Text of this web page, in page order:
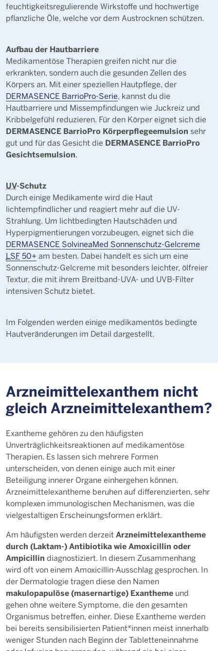
feuchtigkeitsregulierende Wirkstoffe und hochwertige
pflanzliche Öle, welche vor dem Austrocknen schützen.
Aufbau der Hautbarriere
Medikamentöse Therapien greifen nicht nur die
erkrankten, sondern auch die gesunden Zellen des
Körpers an. Mit einer speziellen Hautpflege, der
DERMASENCE BarrioPro-Serie, kannst du die
Hautbarriere und Missempfindungen wie Juckreiz und
Kribbelgefühl reduzieren. Für den Körper eignet sich die
DERMASENCE BarrioPro Körperpflegeemulsion sehr
gut und für das Gesicht die DERMASENCE BarrioPro
Gesichtsemulsion.
UV-Schutz
Durch einige Medikamente wird die Haut
lichtempfindlicher und reagiert mehr auf die UV-
Strahlung. Um lichtbedingten Hautschäden und
Hyperpigmentierungen vorzubeugen, eignet sich die
DERMASENCE SolvineaMed Sonnenschutz-Gelcreme
LSF50+am besten. Dabei handelt es sich um eine
Sonnenschutz-Gelcreme mit besonders leichter, ölfreier
Textur, die mit ihrem Breitband-UVA- und UVB-Filter
intensiven Schutz bietet.
Im Folgenden werden einige medikamentös bedingte
Hautveränderungen im Detail dargestellt.
Arzneimittelexanthem nicht
gleich Arzneimittelexanthem?
Exantheme gehören zu den häufigsten
Unverträglichkeitsreaktionen auf medikamentöse
Therapien. Es lassen sich mehrere Formen
unterscheiden, von denen einige auch mit einer
Beteiligung innerer Organe einhergehen können.
Arzneimittelexantheme beruhen auf differenzierten, sehr
komplexen immunologischen Mechanismen, was die
vielgestaltigen Erscheinungsformen erklärt.
Am häufigsten werden derzeitArzneimittelexantheme
durch (Laktam-) Antibiotika wie Amoxicillin oder
Ampicillin diagnostiziert. In diesem Zusammenhang
wird oft von einem Amoxicillin-Ausschlag gesprochen. In
der Dermatologie tragen diese den Namen
makulopapulöse (masernartige) Exantheme und
gehen ohne weitere Symptome, die den gesamten
Organismus betreffen, einher. Diese Exantheme werden
bei bereits sensibilisierten Patient*innen meist innerhalb
weniger Stunden nach Beginn der Tabletteneinnahme